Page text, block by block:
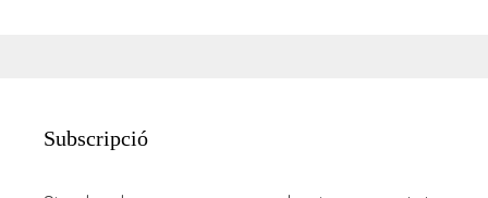
Subscripció